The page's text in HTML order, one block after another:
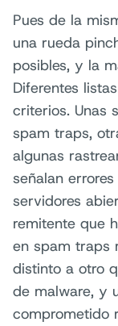
Pues de la
una rueda
posibles, y la
Diferentes
criterios. Unas
spam traps,
algunas
señalan
servidores
remitente que
en spam traps
distinto a otro
de malware, y
comprometido